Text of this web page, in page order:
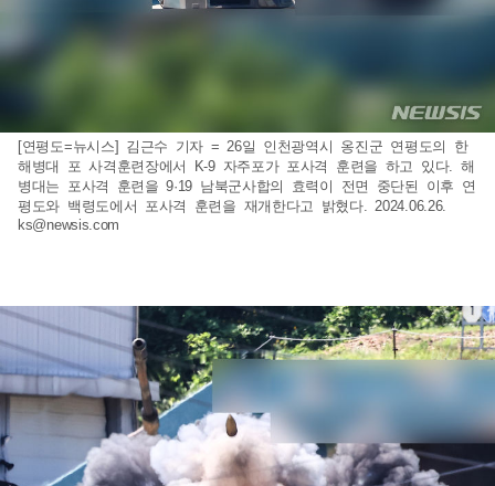
[연평도=뉴시스] 김근수 기자 = 26일 인천광역시 옹진군 연평도의 한
해병대 포 사격훈련장에서 K-9 자주포가 포사격 훈련을 하고 있다. 해
병대는 포사격 훈련을 9·19 남북군사합의 효력이 전면 중단된 이후 연
평도와 백령도에서 포사격 훈련을 재개한다고 밝혔다. 2024.06.26.
ks@newsis.com